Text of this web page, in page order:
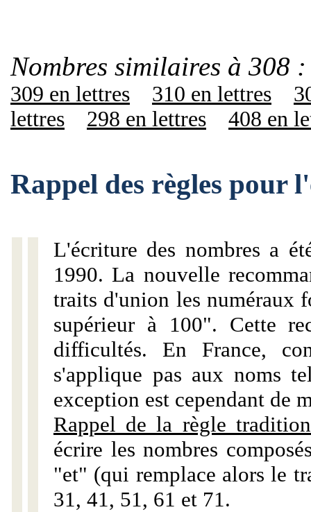
Nombres similaires à 308 :
309 en lettres 310 en lettres
lettres
298 en lettres 408 en
Rappel des règles pour
L'écriture des nombres a
1990. La nouvelle
traits d'union les numéraux
supérieur à 100". Cette
difficultés. En France,
s'applique pas aux noms
exception est cependant de
Rappel de la règle
écrire les nombres
"et" (qui remplace alors le
31, 41, 51, 61 et 71.